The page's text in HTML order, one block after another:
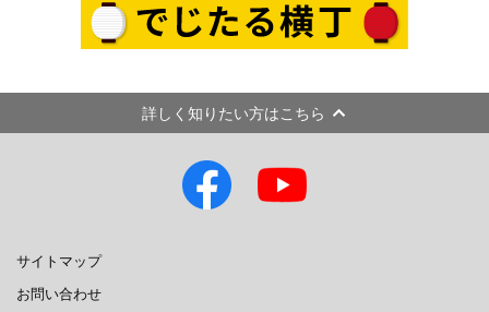
詳しく知りたい方はこちら
サイトマップ
お問い合わせ